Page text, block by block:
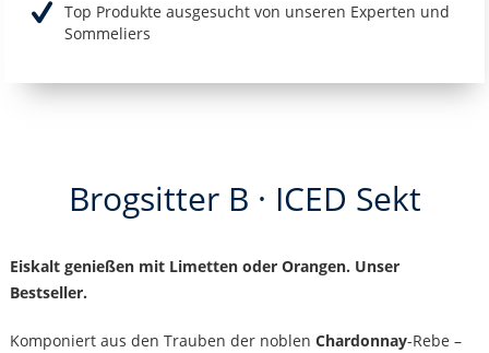
Top Produkte ausgesucht von unseren Experten und
Sommeliers
Brogsitter B · ICED Sekt
Eiskalt genießen mit Limetten oder Orangen. Unser
Bestseller.
Komponiert aus den Trauben der noblen Chardonnay-Rebe –